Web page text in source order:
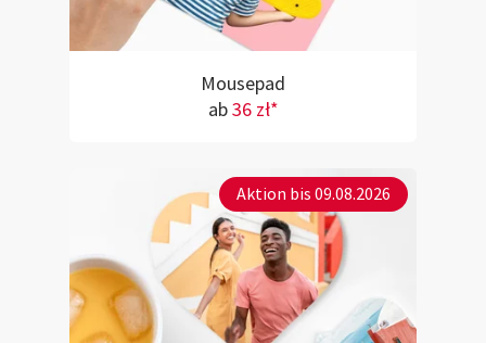
Mousepad
ab36 zł*
Aktion bis 09.08.2026